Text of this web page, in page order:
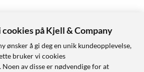
på Kjell & Company
ønsker å gi deg en unik kundeopplevelse,
bruker vi cookies
av disse er nødvendige for at